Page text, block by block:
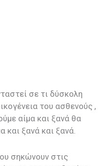
σε τι δύσκολη
του ασθενούς ,
αίμα και ξανά θα
και ξανά και ξανά.
σηκώνουν στις